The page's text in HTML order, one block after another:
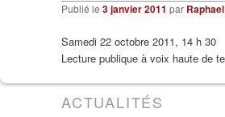
Flaubert
et
Publié le 3 janvier 2011 par
Samedi 22 octobre 2011, 14 h 30
Lecture publique à voix haute de
ACTUALITÉS